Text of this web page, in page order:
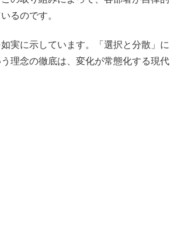
るのです。
実に示しています。「選択と分散」に
理念の徹底は、変化が常態化する現代